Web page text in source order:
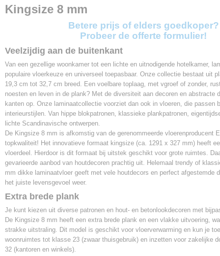
20 jaar
V-groef
2,53 m²
Afmeting paneel
1292 x 327 x 8mm
Planken per pak
6 planken
Gebruiksklasse
32
Slijtageklasse
AC4
Klik systeem
Click it!
Vloerverwarming
Geschikt
0,07 m² K/W
Kingsize 8 mm
Betere prijs of elders goedkoper?
Probeer de offerte formulier!
Veelzijdig aan de buitenkant
Van een gezellige woonkamer tot een lichte en uitnodigende hotelkamer,
populaire vloerkeuze en universeel toepasbaar. Onze collectie bestaat uit
19,3 cm tot 32,7 cm breed. Een voelbare toplaag, met vgroef of zonder,
noesten en leven in de plank? Met de diversiteit aan decoren en abstracte
kanten op. Onze laminaatcollectie voorziet dan ook in vloeren, die passen
interieurstijlen. Van hippe blokpatronen, klassieke plankpatronen,
lichte Scandinavische ontwerpen.
De Kingsize 8 mm is afkomstig van de gerenommeerde vloerenproducent
topkwaliteit! Het innovatieve formaat kingsize (ca. 1291 x 327 mm) heeft
vloerdeel. Hierdoor is dit formaat bij uitstek geschikt voor grote ruimtes.
gevarieerde aanbod van houtdecoren prachtig uit. Helemaal trendy of
mm dikke laminaatvloer geeft met vele houtdecors en perfect afgestemde
het juiste levensgevoel weer.
Extra brede plank
Je kunt kiezen uit diverse patronen en hout- en betonlookdecoren met
De Kingsize 8 mm heeft een extra brede plank en een vlakke uitvoering,
strakke uitstraling. Dit model is geschikt voor vloerverwarming en kun je
woonruimtes tot klasse 23 (zwaar thuisgebruik) en inzetten voor zakelijke
32 (kantoren en winkels).